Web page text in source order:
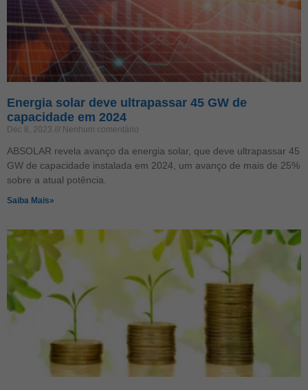
Energia solar deve ultrapassar 45 GW de
capacidade em 2024
Dec 8, 2023 Nenhum comentário
ABSOLAR revela avanço da energia solar, que deve ultrapassar 45
GW de capacidade instalada em 2024, um avanço de mais de 25%
sobre a atual potência.
Saiba Mais»